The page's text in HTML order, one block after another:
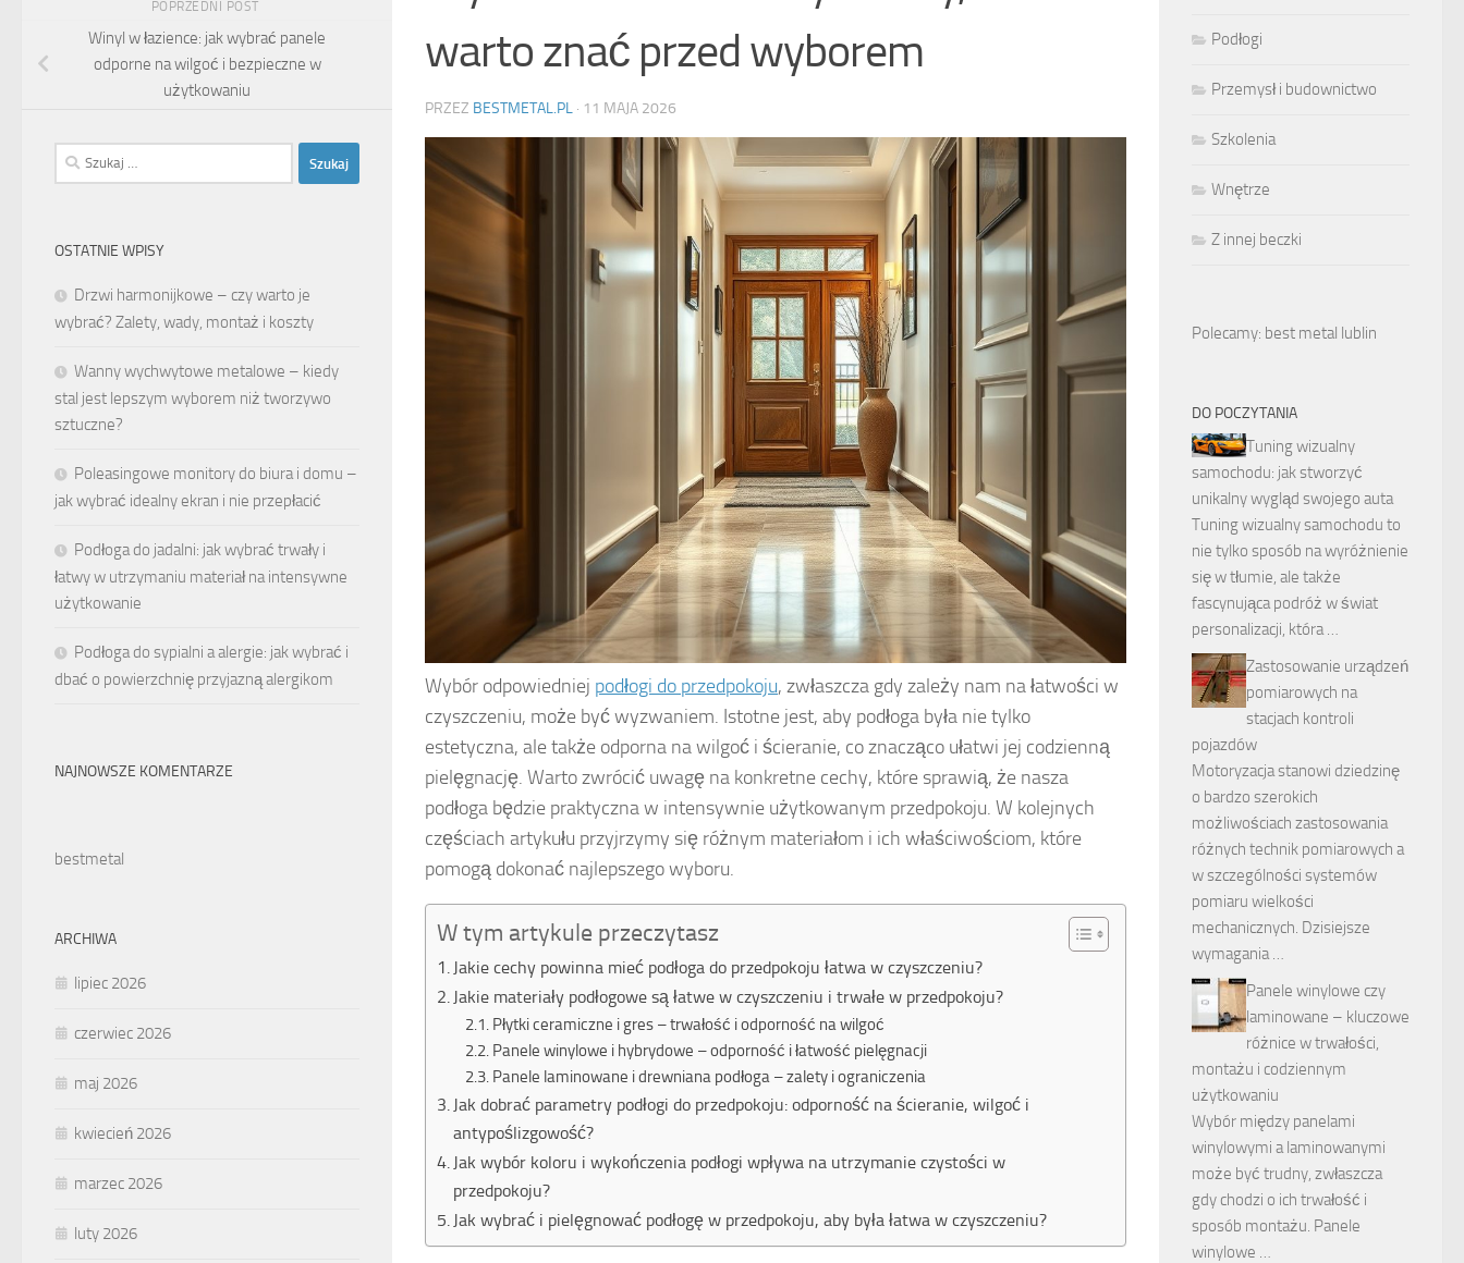
warto znać przed wyborem
PRZEZ BESTMETAL.PL · 11 MAJA 2026
Wybór odpowiedniej podłogi do przedpokoju, zwłaszcza gdy zależy nam na łatwości w
czyszczeniu, może być wyzwaniem. Istotne jest, aby podłoga była nie tylko
estetyczna, ale także odporna na wilgoć i ścieranie, co znacząco ułatwi jej codzienną
pielęgnację. Warto zwrócić uwagę na konkretne cechy, które sprawią, że nasza
podłoga będzie praktyczna w intensywnie użytkowanym przedpokoju. W kolejnych
częściach artykułu przyjrzymy się różnym materiałom i ich właściwościom, które
pomogą dokonać najlepszego wyboru.
W tym artykule przeczytasz
Jakie cechy powinna mieć podłoga do przedpokoju łatwa w czyszczeniu?
Jakie materiały podłogowe są łatwe w czyszczeniu i trwałe w przedpokoju?
Płytki ceramiczne i gres – trwałość i odporność na wilgoć
Panele winylowe i hybrydowe – odporność i łatwość pielęgnacji
Panele laminowane i drewniana podłoga – zalety i ograniczenia
Jak dobrać parametry podłogi do przedpokoju: odporność na ścieranie, wilgoć i
antypoślizgowość?
Jak wybór koloru i wykończenia podłogi wpływa na utrzymanie czystości w
przedpokoju?
Jak wybrać i pielęgnować podłogę w przedpokoju, aby była łatwa w czyszczeniu?
POPRZEDNI POST
Winyl w łazience: jak wybrać panele
odporne na wilgoć i bezpieczne w
użytkowaniu
Szukaj:
OSTATNIE WPISY
Drzwi harmonijkowe – czy warto je
wybrać? Zalety, wady, montaż i koszty
Wanny wychwytowe metalowe – kiedy
stal jest lepszym wyborem niż tworzywo
sztuczne?
Poleasingowe monitory do biura i domu –
jak wybrać idealny ekran i nie przepłacić
Podłoga do jadalni: jak wybrać trwały i
łatwy w utrzymaniu materiał na intensywne
użytkowanie
Podłoga do sypialni a alergie: jak wybrać i
dbać o powierzchnię przyjazną alergikom
NAJNOWSZE KOMENTARZE
bestmetal
ARCHIWA
lipiec 2026
czerwiec 2026
maj 2026
kwiecień 2026
marzec 2026
luty 2026
Podłogi
Przemysł i budownictwo
Szkolenia
Wnętrze
Z innej beczki
Polecamy: best metal lublin
DO POCZYTANIA
Tuning wizualny
samochodu: jak stworzyć
unikalny wygląd swojego auta
Tuning wizualny samochodu to
nie tylko sposób na wyróżnienie
się w tłumie, ale także
fascynująca podróż w świat
personalizacji, która …
Zastosowanie urządzeń
pomiarowych na
stacjach kontroli
pojazdów
Motoryzacja stanowi dziedzinę
o bardzo szerokich
możliwościach zastosowania
różnych technik pomiarowych a
w szczególności systemów
pomiaru wielkości
mechanicznych. Dzisiejsze
wymagania …
Panele winylowe czy
laminowane – kluczowe
różnice w trwałości,
montażu i codziennym
użytkowaniu
Wybór między panelami
winylowymi a laminowanymi
może być trudny, zwłaszcza
gdy chodzi o ich trwałość i
sposób montażu. Panele
winylowe …